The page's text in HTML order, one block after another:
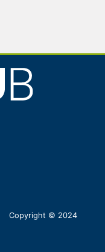
Copyright © 2024